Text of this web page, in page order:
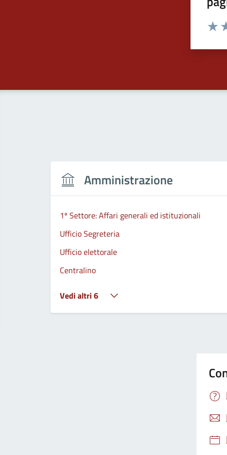
Amministrazione
1º Settore: Affari generali ed istituzionali
Ufficio Segreteria
Ufficio elettorale
Centralino
Vedi altri 6